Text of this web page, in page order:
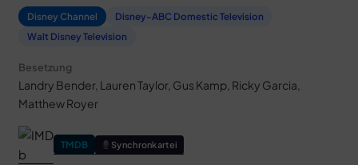
Disney Channel
Disney-ABC Domestic Television
Walt Disney Television
Besetzung
Landry Bender, Lauren Taylor, Gus Kamp, Ricky Garcia,
Matthew Royer
TMDB Synchronkartei